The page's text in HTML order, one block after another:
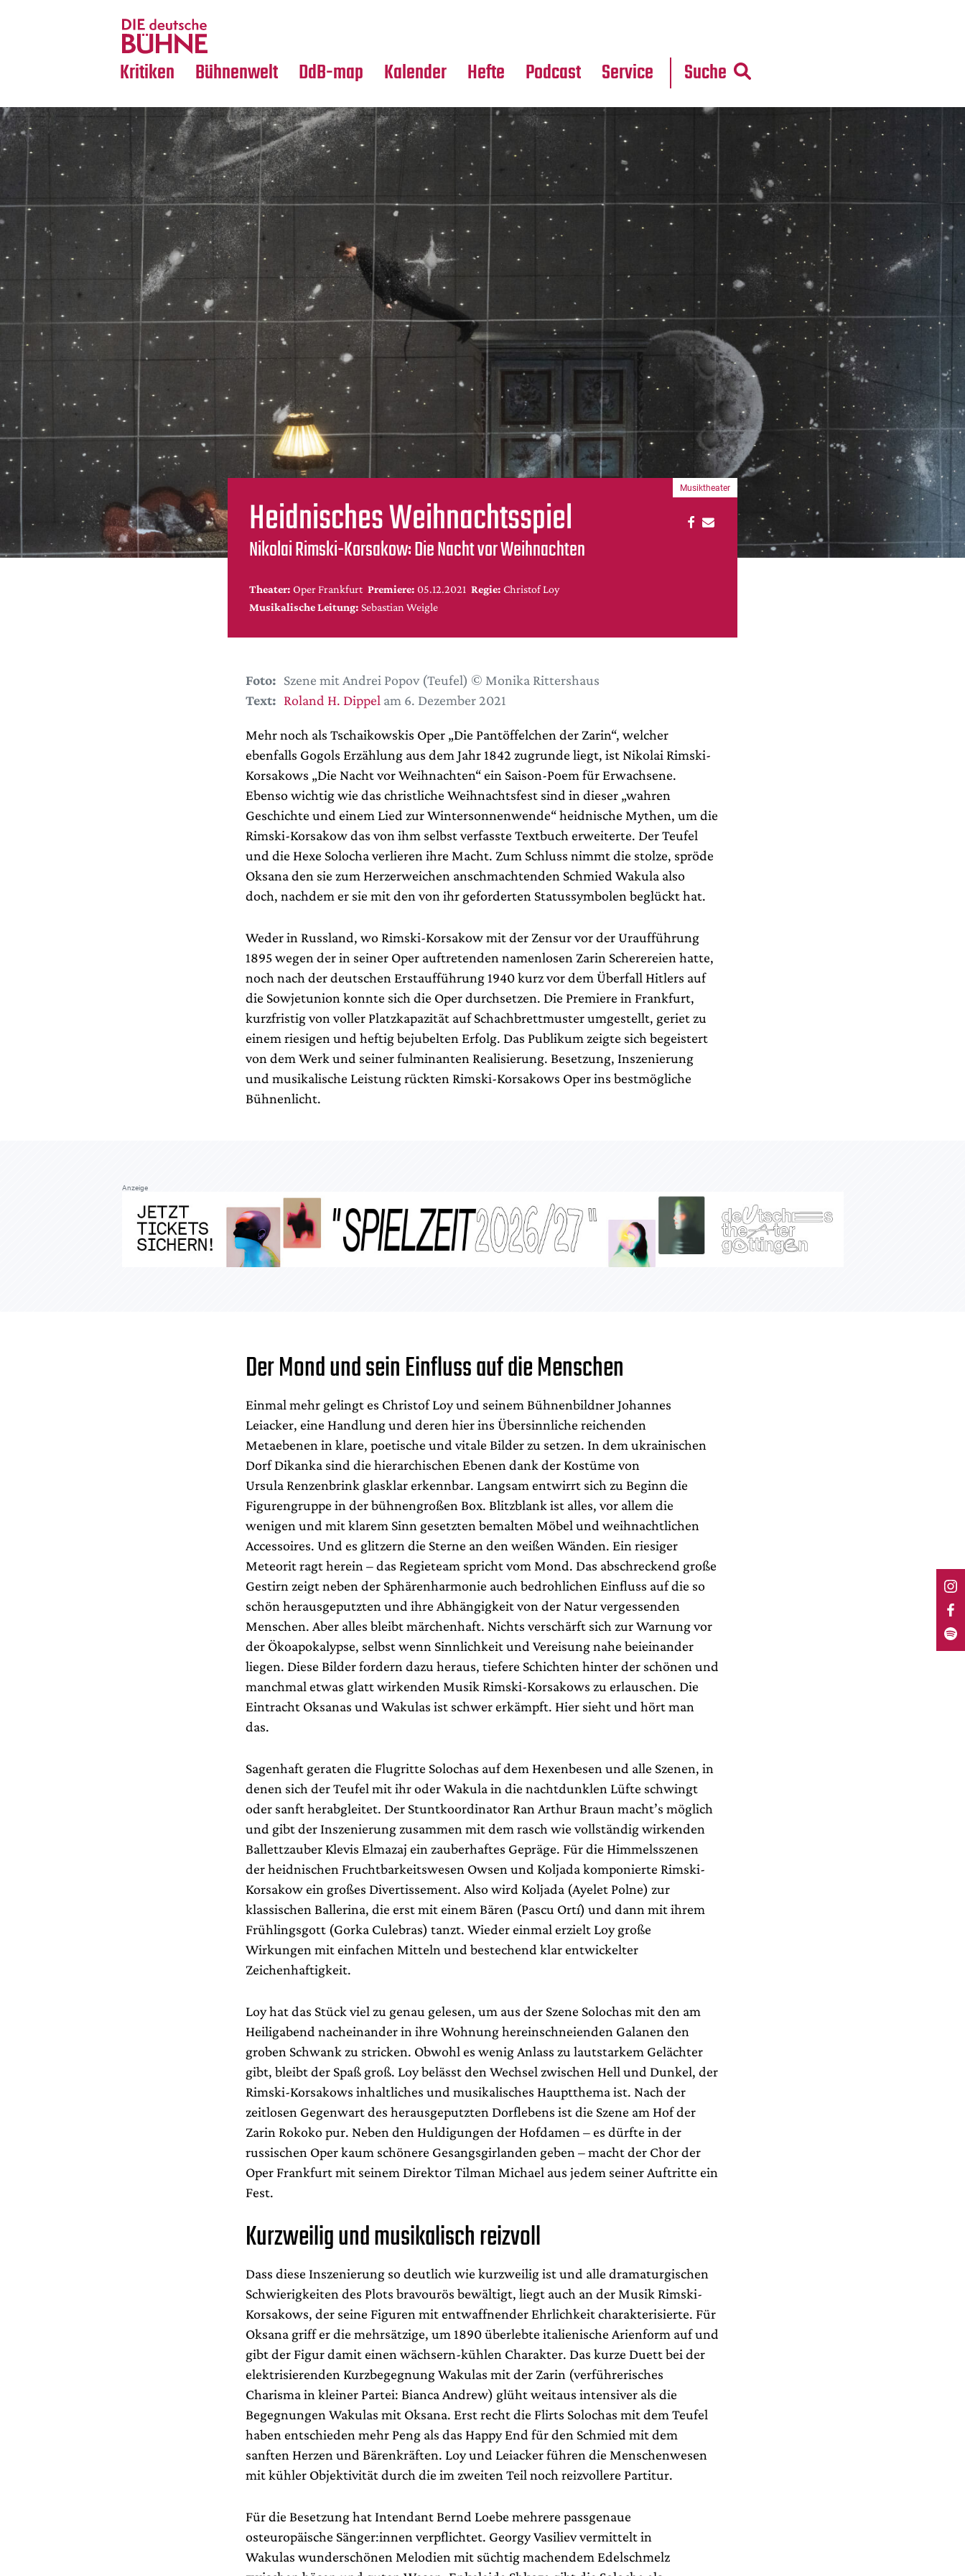
Kritiken
Crossover
Bühnenwelt
Medientipps
DdB-map Kalender Hefte Podcast Service Suche
Heidnisches Weihnachtsspiel
Nikolai Rimski-Korsakow: Die Nacht vor Weihnachten
Theater: Oper Frankfurt Premiere: 05.12.2021 Regie: Christof Loy
Musikalische Leitung: Sebastian Weigle
Musiktheater
Foto: Szene mit Andrei Popov (Teufel) © Monika Rittershaus
Text: Roland H. Dippel am 6. Dezember 2021
Mehr noch als Tschaikowskis Oper „Die Pantöffelchen der Zarin“, welcher
ebenfalls Gogols Erzählung aus dem Jahr 1842 zugrunde liegt, ist Nikolai Rimski-
Korsakows „Die Nacht vor Weihnachten“ ein Saison-Poem für Erwachsene.
Ebenso wichtig wie das christliche Weihnachtsfest sind in dieser „wahren
Geschichte und einem Lied zur Wintersonnenwende“ heidnische Mythen, um die
Rimski-Korsakow das von ihm selbst verfasste Textbuch erweiterte. Der Teufel
und die Hexe Solocha verlieren ihre Macht. Zum Schluss nimmt die stolze, spröde
Oksana den sie zum Herzerweichen anschmachtenden Schmied Wakula also
doch, nachdem er sie mit den von ihr geforderten Statussymbolen beglückt hat.
Weder in Russland, wo Rimski-Korsakow mit der Zensur vor der Uraufführung
1895 wegen der in seiner Oper auftretenden namenlosen Zarin Scherereien hatte,
noch nach der deutschen Erstaufführung 1940 kurz vor dem Überfall Hitlers auf
die Sowjetunion konnte sich die Oper durchsetzen. Die Premiere in Frankfurt,
kurzfristig von voller Platzkapazität auf Schachbrettmuster umgestellt, geriet zu
einem riesigen und heftig bejubelten Erfolg. Das Publikum zeigte sich begeistert
von dem Werk und seiner fulminanten Realisierung. Besetzung, Inszenierung
und musikalische Leistung rückten Rimski-Korsakows Oper ins bestmögliche
Bühnenlicht.
Anzeige
Der Mond und sein Einfluss auf die Menschen
Einmal mehr gelingt es Christof Loy und seinem Bühnenbildner Johannes
Leiacker, eine Handlung und deren hier ins Übersinnliche reichenden
Metaebenen in klare, poetische und vitale Bilder zu setzen. In dem ukrainischen
Dorf Dikanka sind die hierarchischen Ebenen dank der Kostüme von
Ursula Renzenbrink glasklar erkennbar. Langsam entwirrt sich zu Beginn die
Figurengruppe in der bühnengroßen Box. Blitzblank ist alles, vor allem die
wenigen und mit klarem Sinn gesetzten bemalten Möbel und weihnachtlichen
Accessoires. Und es glitzern die Sterne an den weißen Wänden. Ein riesiger
Meteorit ragt herein – das Regieteam spricht vom Mond. Das abschreckend große
Gestirn zeigt neben der Sphärenharmonie auch bedrohlichen Einfluss auf die so
schön herausgeputzten und ihre Abhängigkeit von der Natur vergessenden
Menschen. Aber alles bleibt märchenhaft. Nichts verschärft sich zur Warnung vor
der Ökoapokalypse, selbst wenn Sinnlichkeit und Vereisung nahe beieinander
liegen. Diese Bilder fordern dazu heraus, tiefere Schichten hinter der schönen und
manchmal etwas glatt wirkenden Musik Rimski-Korsakows zu erlauschen. Die
Eintracht Oksanas und Wakulas ist schwer erkämpft. Hier sieht und hört man
das.
Sagenhaft geraten die Flugritte Solochas auf dem Hexenbesen und alle Szenen, in
denen sich der Teufel mit ihr oder Wakula in die nachtdunklen Lüfte schwingt
oder sanft herabgleitet. Der Stuntkoordinator Ran Arthur Braun macht’s möglich
und gibt der Inszenierung zusammen mit dem rasch wie vollständig wirkenden
Ballettzauber Klevis Elmazaj ein zauberhaftes Gepräge. Für die Himmelsszenen
der heidnischen Fruchtbarkeitswesen Owsen und Koljada komponierte Rimski-
Korsakow ein großes Divertissement. Also wird Koljada (Ayelet Polne) zur
klassischen Ballerina, die erst mit einem Bären (Pascu Ortí) und dann mit ihrem
Frühlingsgott (Gorka Culebras) tanzt. Wieder einmal erzielt Loy große
Wirkungen mit einfachen Mitteln und bestechend klar entwickelter
Zeichenhaftigkeit.
Loy hat das Stück viel zu genau gelesen, um aus der Szene Solochas mit den am
Heiligabend nacheinander in ihre Wohnung hereinschneienden Galanen den
groben Schwank zu stricken. Obwohl es wenig Anlass zu lautstarkem Gelächter
gibt, bleibt der Spaß groß. Loy belässt den Wechsel zwischen Hell und Dunkel, der
Rimski-Korsakows inhaltliches und musikalisches Hauptthema ist. Nach der
zeitlosen Gegenwart des herausgeputzten Dorflebens ist die Szene am Hof der
Zarin Rokoko pur. Neben den Huldigungen der Hofdamen – es dürfte in der
russischen Oper kaum schönere Gesangsgirlanden geben – macht der Chor der
Oper Frankfurt mit seinem Direktor Tilman Michael aus jedem seiner Auftritte ein
Fest.
Kurzweilig und musikalisch reizvoll
Dass diese Inszenierung so deutlich wie kurzweilig ist und alle dramaturgischen
Schwierigkeiten des Plots bravourös bewältigt, liegt auch an der Musik Rimski-
Korsakows, der seine Figuren mit entwaffnender Ehrlichkeit charakterisierte. Für
Oksana griff er die mehrsätzige, um 1890 überlebte italienische Arienform auf und
gibt der Figur damit einen wächsern-kühlen Charakter. Das kurze Duett bei der
elektrisierenden Kurzbegegnung Wakulas mit der Zarin (verführerisches
Charisma in kleiner Partei: Bianca Andrew) glüht weitaus intensiver als die
Begegnungen Wakulas mit Oksana. Erst recht die Flirts Solochas mit dem Teufel
haben entschieden mehr Peng als das Happy End für den Schmied mit dem
sanften Herzen und Bärenkräften. Loy und Leiacker führen die Menschenwesen
mit kühler Objektivität durch die im zweiten Teil noch reizvollere Partitur.
Für die Besetzung hat Intendant Bernd Loebe mehrere passgenaue
osteuropäische Sänger:innen verpflichtet. Georgy Vasiliev vermittelt in
Wakulas wunderschönen Melodien mit süchtig machendem Edelschmelz